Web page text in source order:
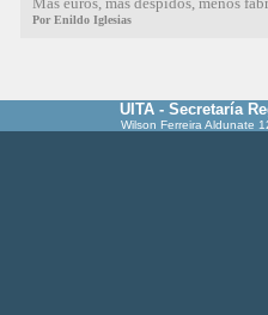
Por Enildo Iglesias
UITA - Secretaría
Wilson Ferreira Aldunate